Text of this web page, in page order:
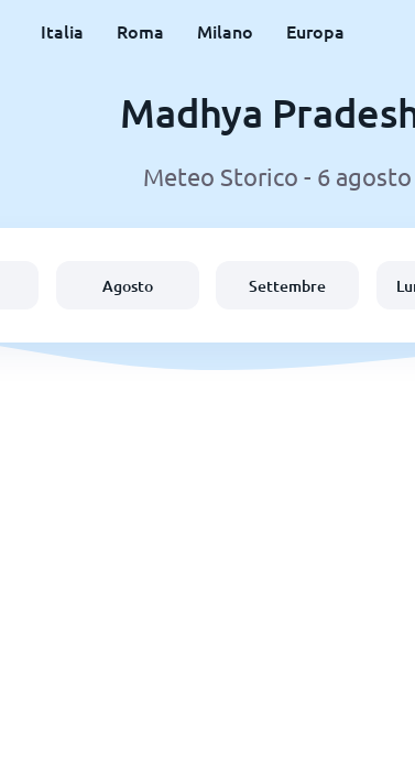
Italia Roma Milano Europa
Madhya
Meteo Storico - 6 agosto
Agosto Settembre